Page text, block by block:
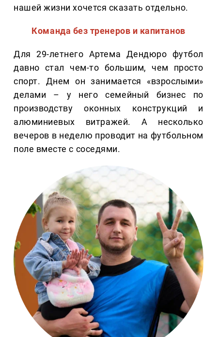
нашей жизни хочется сказать отдельно.
Команда без тренеров и капитанов
Для 29-летнего Артема Дендюро футбол
давно стал чем-то большим, чем просто
спорт. Днем он занимается «взрослыми»
делами – у него семейный бизнес по
производству оконных конструкций и
алюминиевых витражей. А несколько
вечеров в неделю проводит на футбольном
поле вместе с соседями.